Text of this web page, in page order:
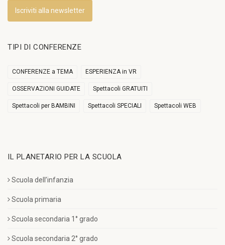
Iscriviti alla newsletter
TIPI DI CONFERENZE
CONFERENZE a TEMA ESPERIENZA in VR
OSSERVAZIONI GUIDATE Spettacoli GRATUITI
Spettacoli per BAMBINI Spettacoli SPECIALI Spettacoli WEB
IL PLANETARIO PER LA SCUOLA
Scuola dell’infanzia
Scuola primaria
Scuola secondaria 1° grado
Scuola secondaria 2° grado